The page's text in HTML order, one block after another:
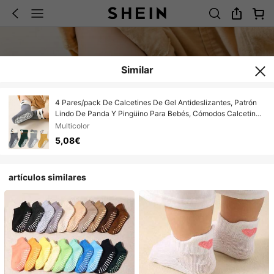
Similar
4 Pares/pack De Calcetines De Gel Antideslizantes, Patrón
Lindo De Panda Y Pingüino Para Bebés, Cómodos Calcetines
De Cuello Redondo Unisex Aptos Para Uso Diario Y
Respetuosos Con La Piel.
Multicolor
5,08€
artículos similares